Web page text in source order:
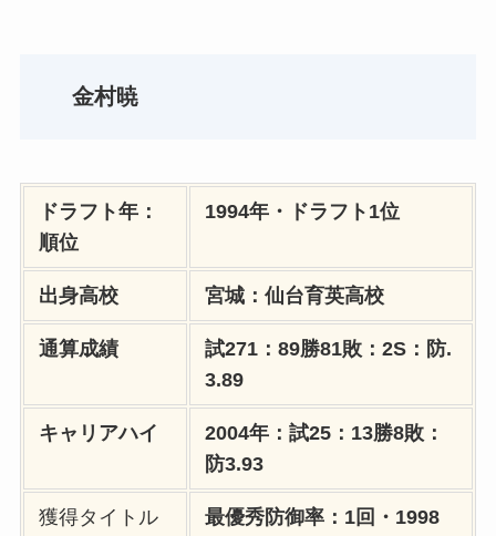
金村暁
ドラフト年：
順位
1994年・ドラフト1位
出身高校 宮城：仙台育英高校
通算成績
試271：89勝81敗：2S：防.
3.89
キャリアハイ
2004年：試25：13勝8敗：
防3.93
獲得タイトル
最優秀防御率：1回・1998